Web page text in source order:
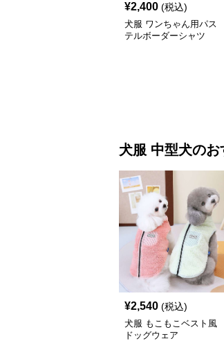
¥2,400 (税込)
犬服 ワンちゃん用パス
テルボーダーシャツ
犬服 中型犬のお
¥2,540 (税込)
犬服 もこもこベスト風
ドッグウェア